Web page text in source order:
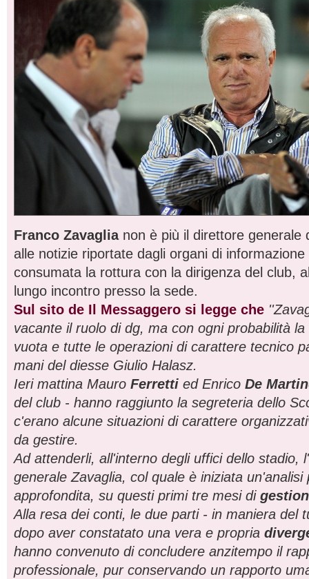
Franco Zavaglianon è più il direttore generale
alle notizie riportate dagli organi di
consumata la rottura con la dirigenza del club,
lungo incontro presso la sede.
Sul sito de Il Messaggero si legge che
vacante il ruolo di dg, ma con ogni probabilità
vuota e tutte le operazioni di carattere tecnico
mani del diesse Giulio Halasz.
Ieri mattina Mauro Ferretti ed Enrico De
del club - hanno raggiunto la segreteria dello
c'erano alcune situazioni di carattere
da gestire.
Ad attenderli, all'interno degli uffici dello stadio,
generale Zavaglia, col quale è iniziata un'analisi
approfondita, su questi primi tre mesi di
Alla resa dei conti, le due parti - in maniera del
dopo aver constatato una vera e propria
hanno convenuto di concludere anzitempo il
professionale, pur conservando un rapporto